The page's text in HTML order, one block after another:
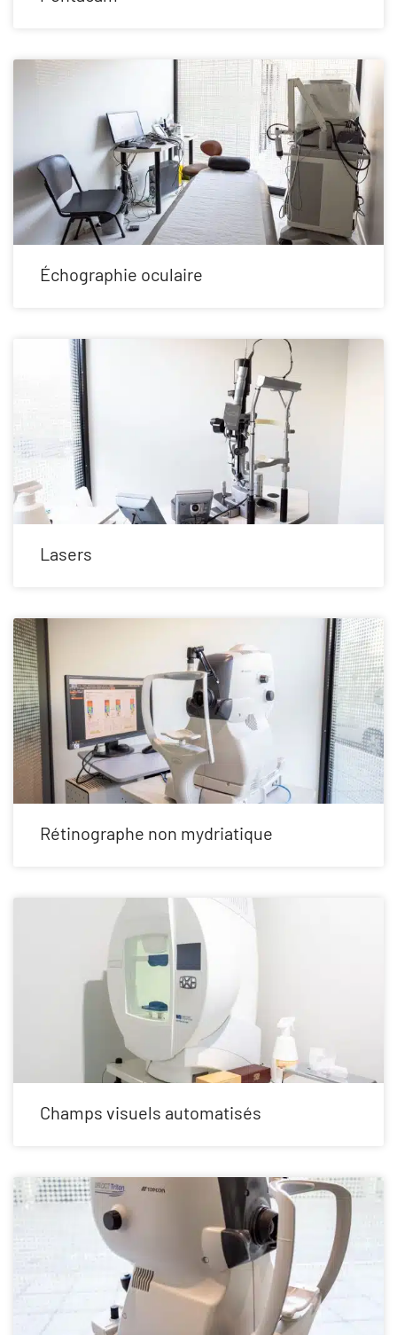
Échographie oculaire
Lasers
Rétinographe non mydriatique
Champs visuels automatisés